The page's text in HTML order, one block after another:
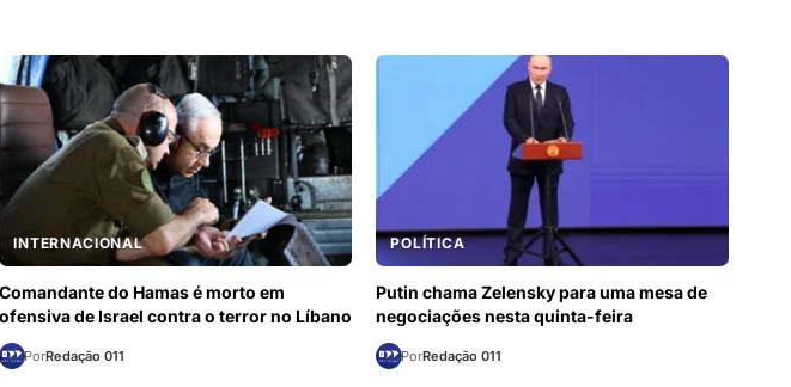
INTERNACIONAL
Comandante do Hamas é morto em
ofensiva de Israel contra o terror no Líbano
PorRedação 011
POLÍTICA
Putin chama Zelensky para uma mesa de
negociações nesta quinta-feira
PorRedação 011